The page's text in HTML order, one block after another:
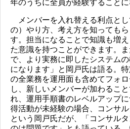
年のうちに全員が経験することに
メンバーを入れ替える利点とし
の）やり方、考え方を知っても
す。担当になることで知識も増
た意識を持つことができます。
で、より実務に即したシステム
になります」と岡戸氏は語る。
の全業務を運用面も含めてフォ
し、新しいメンバーが加わるこ
れ、運用手順書のレベルアップ
得活動が未経験の場合、コンサル
という岡戸氏だが、「コンサル